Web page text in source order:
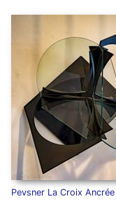
Pevsner La Croix Ancrée